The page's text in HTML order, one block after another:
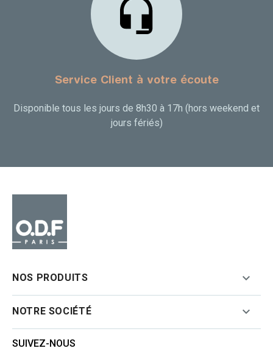
Service Client à votre écoute
Disponible tous les jours de 8h30 à 17h (hors weekend et
jours fériés)
NOS PRODUITS 
NOTRE SOCIÉTÉ 
SUIVEZ-NOUS